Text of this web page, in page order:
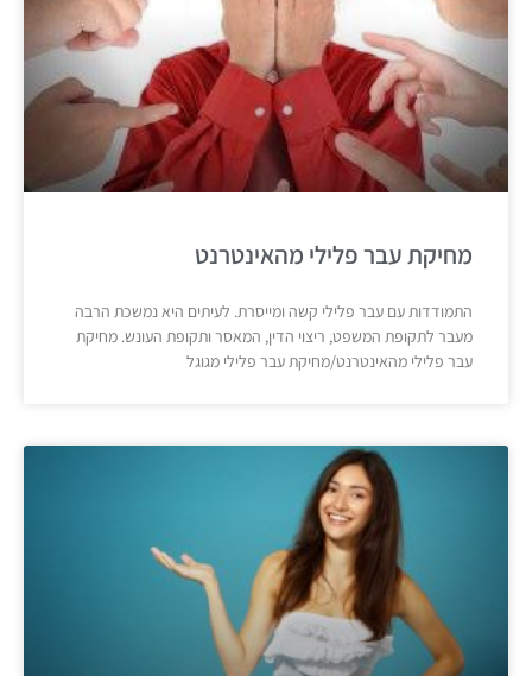
מחיקת עבר פלילי מהאינטרנט
התמודדות עם עבר פלילי קשה ומייסרת. לעיתים היא נמשכת הרבה
מעבר לתקופת המשפט, ריצוי הדין, המאסר ותקופת העונש. מחיקת
עבר פלילי מהאינטרנט/מחיקת עבר פלילי מגוגל